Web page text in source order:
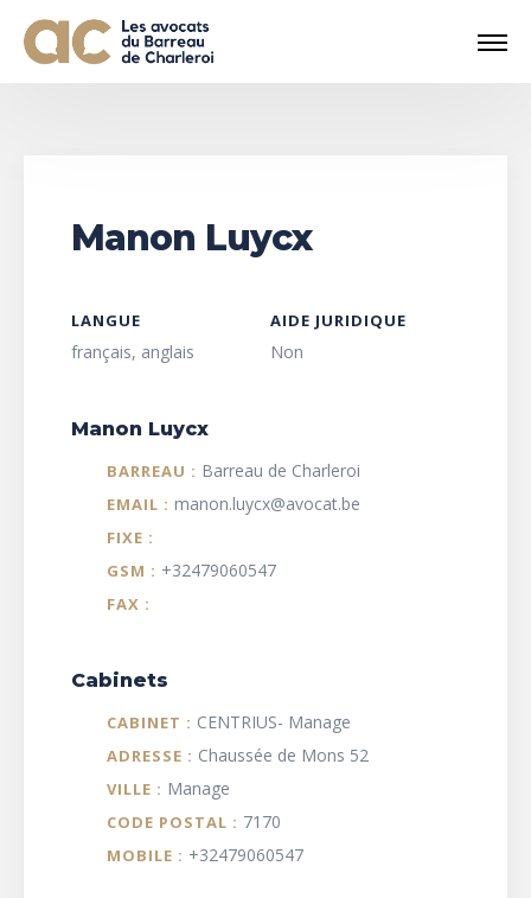
Manon Luycx
LANGUE
français, anglais
AIDE JURIDIQUE
Non
Manon Luycx
BARREAU : Barreau de Charleroi
EMAIL : manon.luycx@avocat.be
FIXE :
GSM : +32479060547
FAX :
Cabinets
CABINET : CENTRIUS- Manage
ADRESSE : Chaussée de Mons 52
VILLE : Manage
CODE POSTAL : 7170
MOBILE : +32479060547